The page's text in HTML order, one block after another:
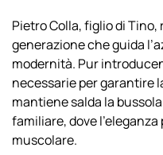
Pietro Colla, figlio di
generazione che guida
modernità. Pur
necessarie per garantire
mantiene salda la
familiare, dove
muscolare.